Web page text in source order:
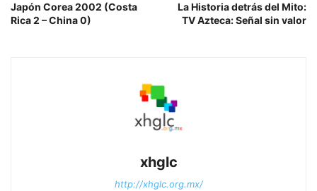
Japón Corea 2002 (Costa
Rica 2 – China 0)
La Historia detrás del Mito:
TV Azteca: Señal sin valor
xhglc
http://xhglc.org.mx/